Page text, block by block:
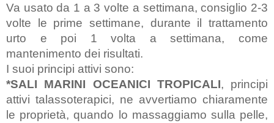
Va usato da 1 a 3 volte a settimana, consiglio 2-3
volte le prime settimane, durante il trattamento
urto e poi 1 volta a settimana, come
mantenimento dei risultati.
I suoi principi attivi sono:
*SALI MARINI OCEANICI TROPICALI, principi
attivi talassoterapici, ne avvertiamo chiaramente
le proprietà, quando lo massaggiamo sulla pelle,